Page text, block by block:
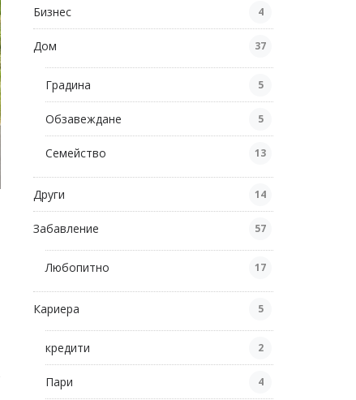
Бизнес 4
Дом 37
Градина 5
Обзавеждане 5
Семейство 13
Други 14
Забавление 57
Любопитно 17
Кариера 5
кредити 2
Пари 4